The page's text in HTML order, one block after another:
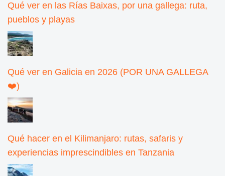
Qué ver en las Rías Baixas, por una gallega: ruta,
pueblos y playas
Qué ver en Galicia en 2026 (POR UNA GALLEGA
❤️)
Qué hacer en el Kilimanjaro: rutas, safaris y
experiencias imprescindibles en Tanzania